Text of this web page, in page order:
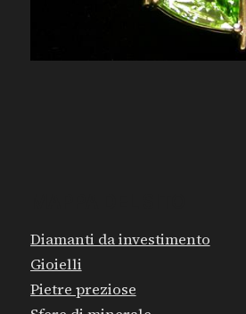
Diamanti da investimento
Gioielli
Pietre preziose